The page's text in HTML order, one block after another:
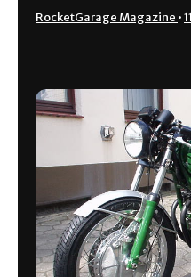
RocketGarage Magazine •